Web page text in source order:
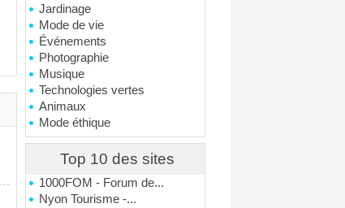
Jardinage
Mode de vie
Événements
Photographie
Musique
Technologies vertes
Animaux
Mode éthique
Top 10 des sites
1000FOM - Forum de...
Nyon Tourisme -...